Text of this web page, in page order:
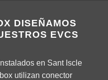
DISEÑAMOS
EVCS
en Sant Iscle
utilizan conector